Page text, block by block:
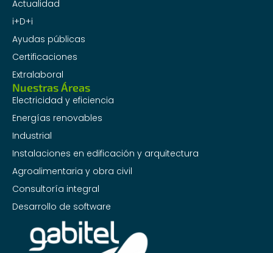
Actualidad
i+D+i
Ayudas públicas
Certificaciones
Extralaboral
Nuestras Áreas
Electricidad y eficiencia
Energías renovables
Industrial
Instalaciones en edificación y arquitectura
Agroalimentaria y obra civil
Consultoría integral
Desarrollo de software